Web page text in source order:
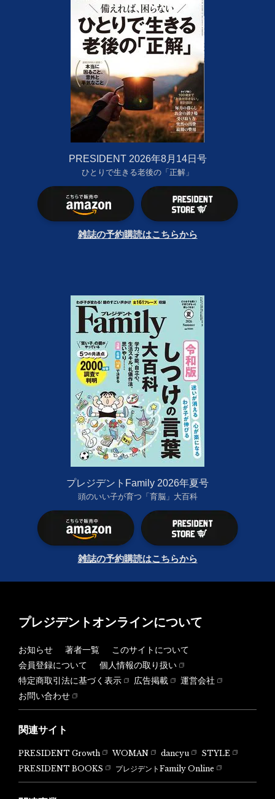
PRESIDENT 2026年8月14日号
ひとりで生きる老後の「正解」
雑誌の予約購読はこちらから
プレジデントFamily 2026年夏号
頭のいい子が育つ「育脳」大百科
雑誌の予約購読はこちらから
プレジデントオンラインについて
お知らせ 著者一覧
このサイトについて
会員登録について
個人情報の取り扱い
特定商取引法に基づく表示
広告掲載
運営会社
お問い合わせ
関連サイト
PRESIDENT Growth WOMAN dancyu
STYLE
PRESIDENT BOOKS
プレジデントFamily Online